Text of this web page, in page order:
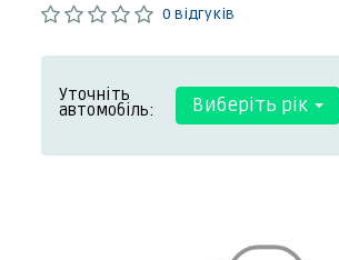
0 відгуків
Уточніть
автомобіль: Виберіть рік